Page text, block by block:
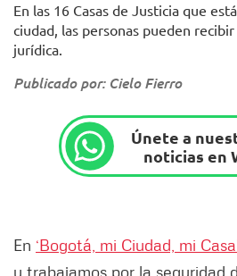
En las 16 Casas de Justicia que
ciudad, las personas pueden
jurídica.
Publicado por: Cielo Fierro
Únete a
noticias en
En ‘Bogotá, mi Ciudad, mi
y trabajamos por la seguridad